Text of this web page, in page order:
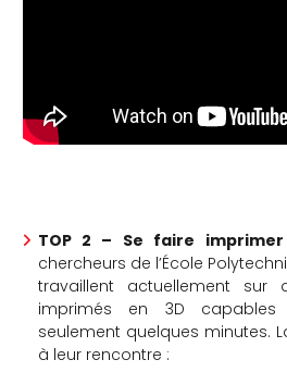
TOP 2 – Se faire
chercheurs de l’École
travaillent actuellement sur
imprimés en 3D capables
seulement quelques minutes.
à leur rencontre :